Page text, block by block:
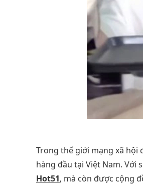
Trong thế giới mạng xã
hàng đầu tại Việt Nam. Với
Hot51, mà còn được cộng